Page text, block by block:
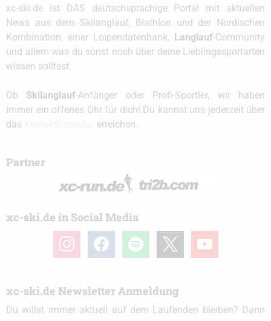
xc-ski.de ist DAS deutschsprachige Portal mit aktuellen
News aus dem Skilanglauf, Biathlon und der Nordischen
Kombination, einer Loipendatenbank, Langlauf-Community
und allem was du sonst noch über deine Lieblingssportarten
wissen solltest.
Ob Skilanglauf-Anfänger oder Profi-Sportler, wir haben
immer ein offenes Ohr für dich! Du kannst uns jederzeit über
das
erreichen.
Partner
xc-ski.de in Social Media
instagramfacebook spotify youtube
xc-ski.de Newsletter Anmeldung
Du willst immer aktuell auf dem Laufenden bleiben? Dann